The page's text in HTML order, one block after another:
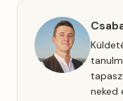
neked